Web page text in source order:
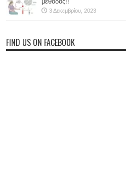
3 Δεκεμβρίου, 2023
FIND US ON FACEBOOK